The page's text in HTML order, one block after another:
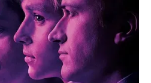
edhe me histori e legjenda
e mbështetësish imagjinarë. Ka
televizione si thesi me
– shkruan një fletushkë
që fjalën skandal e ka bërë si
ka zhvlerësuar imazhin e vet. Në